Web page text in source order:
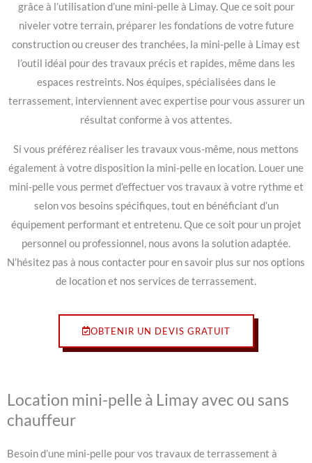
grâce à l’utilisation d’une mini-pelle à Limay. Que ce soit pour
niveler votre terrain, préparer les fondations de votre future
construction ou creuser des tranchées, la mini-pelle à Limay est
l’outil idéal pour des travaux précis et rapides, même dans les
espaces restreints. Nos équipes, spécialisées dans le
terrassement, interviennent avec expertise pour vous assurer un
résultat conforme à vos attentes.
Si vous préférez réaliser les travaux vous-même, nous mettons
également à votre disposition la mini-pelle en location. Louer une
mini-pelle vous permet d’effectuer vos travaux à votre rythme et
selon vos besoins spécifiques, tout en bénéficiant d’un
équipement performant et entretenu. Que ce soit pour un projet
personnel ou professionnel, nous avons la solution adaptée.
N’hésitez pas à nous contacter pour en savoir plus sur nos options
de location et nos services de terrassement.
OBTENIR UN DEVIS GRATUIT
Location mini-pelle à Limay avec ou sans
chauffeur
Besoin d’une mini-pelle pour vos travaux de terrassement à